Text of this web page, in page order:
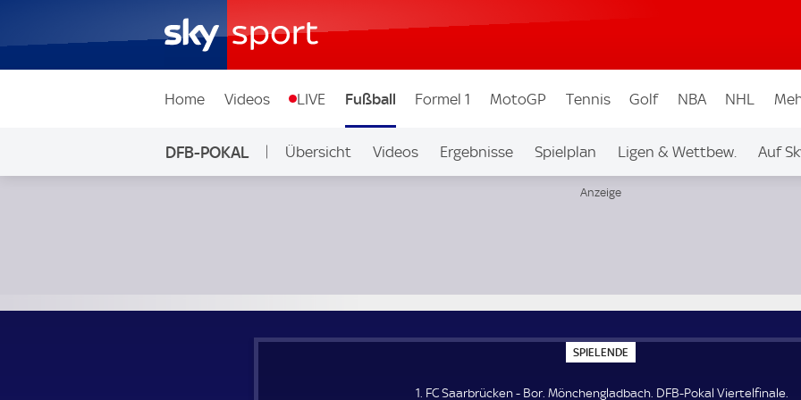
Home Videos LIVE Fußball Formel 1 MotoGP Tennis Golf NBA NHL
DFB-POKAL Übersicht Videos Ergebnisse Spielplan Ligen & Wettbew. Auf
SPIELENDE
P
E
1. FC Saarbrücken - Bor. Mönchengladbach. DFB-Pokal Viertelfinale.